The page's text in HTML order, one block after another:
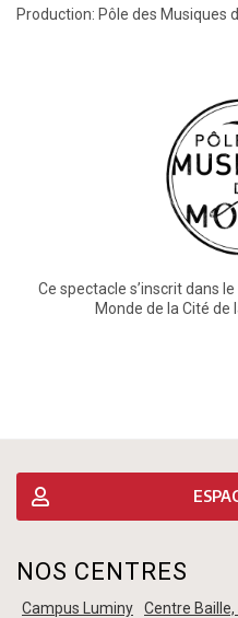
Production: Pôle des Musiques
Ce spectacle s’inscrit dans
Monde de la Cité de
NOS CENTRES
Campus Luminy Centre